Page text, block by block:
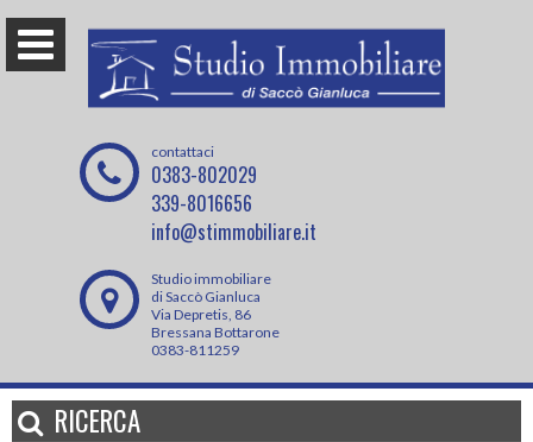
contattaci
0383-802029
339-8016656
info@stimmobiliare.it
Studio immobiliare
di Saccò Gianluca
Via Depretis, 86
Bressana Bottarone
0383-811259
RICERCA